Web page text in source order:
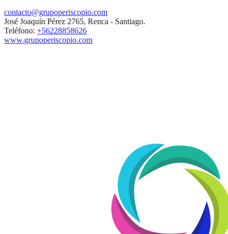
contacto@grupoperiscopio.com
José Joaquín Pérez 2765, Renca - Santiago.
Teléfono: +56228858626
www.grupoperiscopio.com